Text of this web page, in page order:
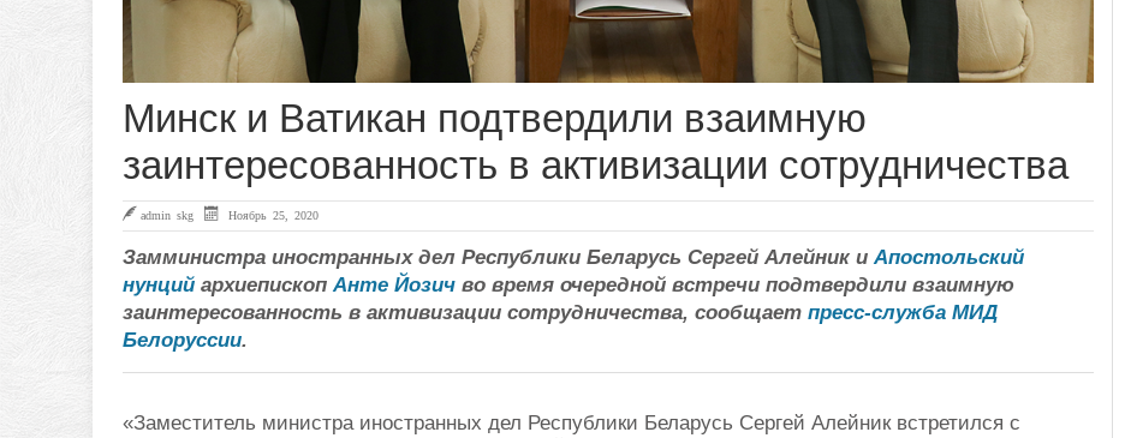
Минск и Ватикан подтвердили взаимную
заинтересованность в активизации сотрудничества
admin skg Ноябрь 25, 2020
Замминистра иностранных дел Республики Беларусь Сергей Алейник иАпостольский
нунций архиепископАнте Йозич во время очередной встречи подтвердили взаимную
заинтересованность в активизации сотрудничества, сообщает пресс-служба МИД
Белоруссии.
«Заместитель министра иностранных дел Республики Беларусь Сергей Алейник встретился с